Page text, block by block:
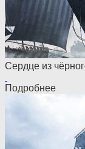
Сердце из
Подробнее